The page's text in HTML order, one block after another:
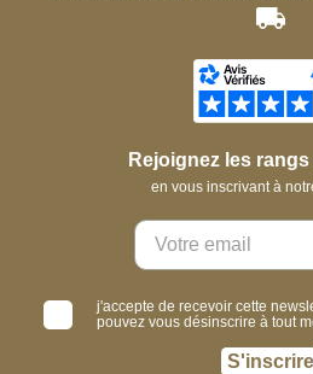
Rejoignez les
en vous inscrivant à
j'accepte de recevoir cette
pouvez vous désinscrire à tout
S'inscrire